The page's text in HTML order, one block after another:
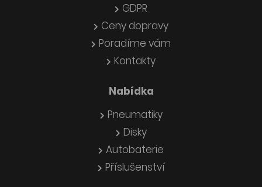
GDPR
Ceny dopravy
Poradíme vám
Kontakty
Nabídka
Pneumatiky
Disky
Autobaterie
Příslušenství